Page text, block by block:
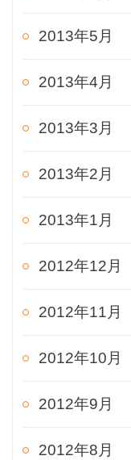
2013年5月
2013年4月
2013年3月
2013年2月
2013年1月
2012年12月
2012年11月
2012年10月
2012年9月
2012年8月